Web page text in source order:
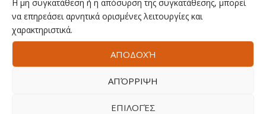
Η μη συγκατάθεση ή η απόσυρση της συγκατάθεσης, μπορεί
να επηρεάσει αρνητικά ορισμένες λειτουργίες και
χαρακτηριστικά.
ΑΠΟΔΟΧΉ
ΑΠΌΡΡΙΨΗ
ΕΠΙΛΟΓΈΣ